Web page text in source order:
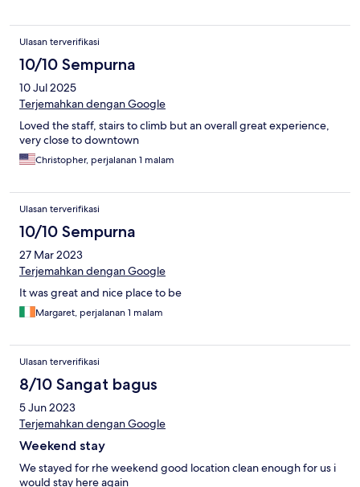
Ulasan terverifikasi
10/10 Sempurna
10 Jul 2025
Terjemahkan dengan Google
Loved the staff, stairs to climb but an overall great experience,
very close to downtown
Christopher, perjalanan 1 malam
Ulasan terverifikasi
10/10 Sempurna
27 Mar 2023
Terjemahkan dengan Google
It was great and nice place to be
Margaret, perjalanan 1 malam
Ulasan terverifikasi
8/10 Sangat bagus
5 Jun 2023
Terjemahkan dengan Google
Weekend stay
We stayed for rhe weekend good location clean enough for us i
would stay here again